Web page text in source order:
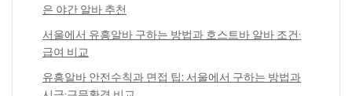
은 야간 알바 추천
서울에서 유흥알바 구하는 방법과 호스트바 알바 조건·
급여 비교
유흥알바 안전수칙과 면접 팁: 서울에서 구하는 방법과